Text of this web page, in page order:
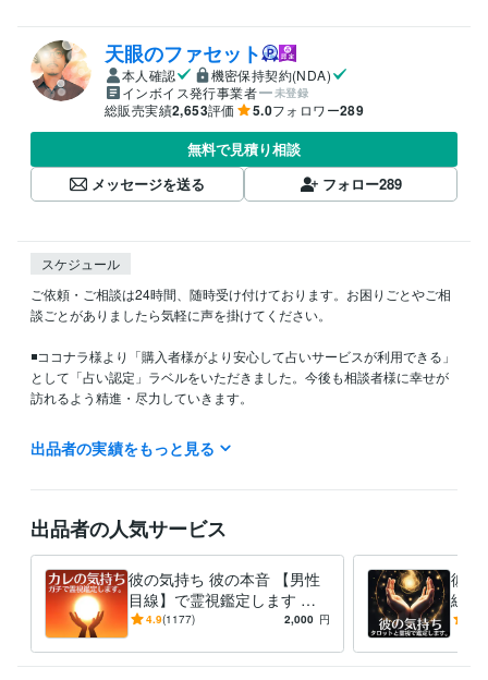
天眼のファセット
本人確認
機密保持契約(NDA)
インボイス発行事業者
未登録
総販売実績2,653評価 5.0フォロワー289
無料で見積り相談
メッセージを送る
フォロー289
スケジュール
ご依頼・ご相談は24時間、随時受け付けております。お困りごとやご相
談ごとがありましたら気軽に声を掛けてください。
◾️ココナラ様より「購入者様がより安心して占いサービスが利用できる」
として「占い認定」ラベルをいただきました。今後も相談者様に幸せが
訪れるよう精進・尽力していきます。
◾️チャット鑑定は主に4:00~8:00と20:00~23:00に行っております。お急
ぎであればできるだけ早く鑑定＆施術いたしますので、一声掛けてくだ
ライフスタイル・その他 / 占い師
その他ツール
霊視鑑定師・タロット占い師:15年ココナラ占い認定獲得:0年
得意分野
占い 霊視鑑定 タロット占い 算命学 思念伝達
出品者の実績をもっと見る
出品者の人気サービス
彼の気持ち 彼の本音 【男性
目線】で霊視鑑定します 相
手の気持ち・本音を霊視、男
理
4.9(1177) 2,000 円
彼の
線】
女性
師が